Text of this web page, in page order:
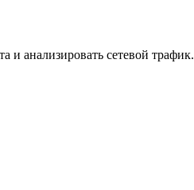
и анализировать сетевой трафик.